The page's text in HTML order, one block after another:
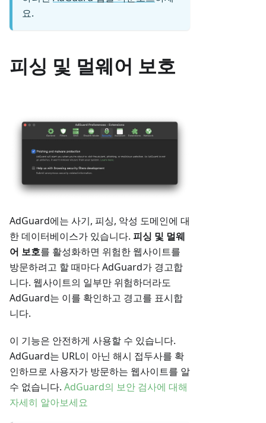
요.
피싱 및 멀웨어 보호
AdGuard에는 사기, 피싱, 악성 도메인에 대
한 데이터베이스가 있습니다. 피싱 및 멀웨
어 보호를 활성화하면 위험한 웹사이트를
방문하려고 할 때마다 AdGuard가 경고합
니다. 웹사이트의 일부만 위험하더라도
AdGuard는 이를 확인하고 경고를 표시합
니다.
이 기능은 안전하게 사용할 수 있습니다.
AdGuard는 URL이 아닌 해시 접두사를 확
인하므로 사용자가 방문하는 웹사이트를 알
수 없습니다. AdGuard의 보안 검사에 대해
자세히 알아보세요